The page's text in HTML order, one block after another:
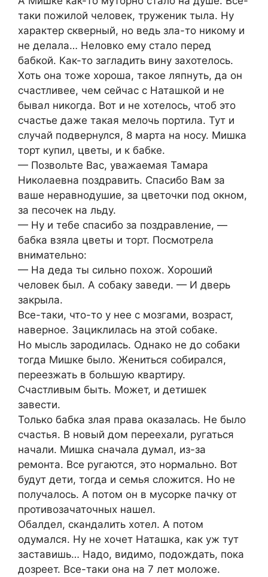
таки пожилой человек, труженик тыла. Ну
характер скверный, но ведь зла-то никому и
не делала… Неловко ему стало перед
бабкой. Как-то загладить вину захотелось.
Хоть она тоже хороша, такое ляпнуть, да он
счастливее, чем сейчас с Наташкой и не
бывал никогда. Вот и не хотелось, чтоб это
счастье даже такая мелочь портила. Тут и
случай подвернулся, 8 марта на носу. Мишка
торт купил, цветы, и к бабке.
— Позвольте Вас, уважаемая Тамара
Николаевна поздравить. Спасибо Вам за
ваше неравнодушие, за цветочки под окном,
за песочек на льду.
— Ну и тебе спасибо за поздравление, —
бабка взяла цветы и торт. Посмотрела
внимательно:
— На деда ты сильно похож. Хороший
человек был. А собаку заведи. — И дверь
закрыла.
Все-таки, что-то у нее с мозгами, возраст,
наверное. Зациклилась на этой собаке.
Но мысль зародилась. Однако не до собаки
тогда Мишке было. Жениться собирался,
переезжать в большую квартиру.
Счастливым быть. Может, и детишек
завести.
Только бабка злая права оказалась. Не было
счастья. В новый дом переехали, ругаться
начали. Мишка сначала думал, из-за
ремонта. Все ругаются, это нормально. Вот
будут дети, тогда и семья сложится. Но не
получалось. А потом он в мусорке пачку от
противозачаточных нашел.
Обалдел, скандалить хотел. А потом
одумался. Ну не хочет Наташка, как уж тут
заставишь… Надо, видимо, подождать, пока
дозреет. Все-таки она на 7 лет моложе.